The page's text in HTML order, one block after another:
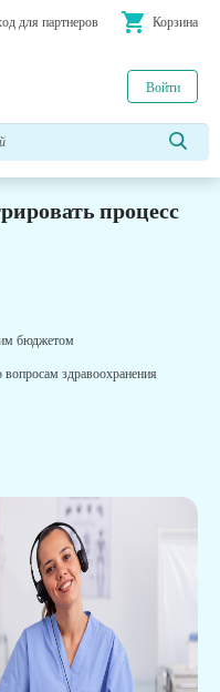
для партнеров shopping_cart Корзина
Войти
процесс
бюджетом
здравоохранения